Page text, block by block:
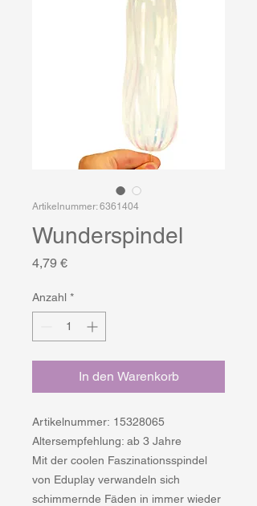
Artikelnummer: 6361404
Wunderspindel
4,79 €Preis
Anzahl *
In den Warenkorb
Artikelnummer: 15328065
Altersempfehlung: ab 3 Jahre
Mit der coolen Faszinationsspindel
von Eduplay verwandeln sich
schimmernde Fäden in immer wieder